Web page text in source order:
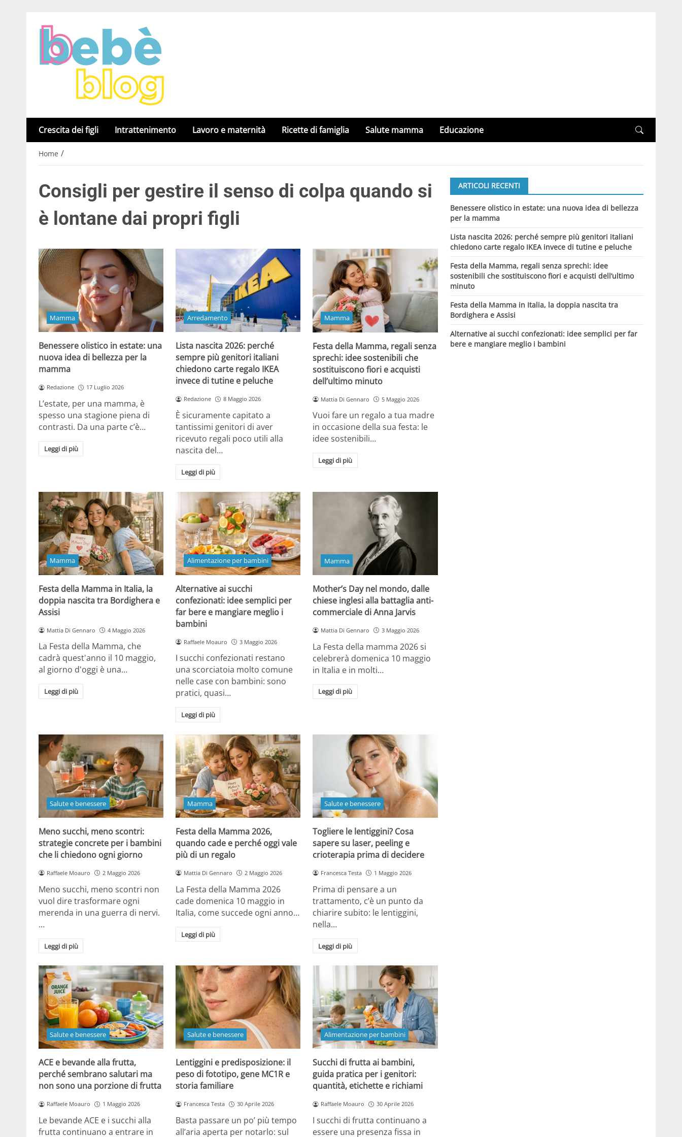
Crescita dei figli Intrattenimento Lavoro e maternità Ricette di famiglia Salute mamma Educazione
Home /
Consigli per gestire il senso di colpa quando si
è lontane dai propri figli
Mamma
Benessere olistico in estate: una
nuova idea di bellezza per la
mamma
Redazione 17 Luglio 2026
L’estate, per una mamma, è
spesso una stagione piena di
contrasti. Da una parte c’è…
Leggi di più
Arredamento
Lista nascita 2026: perché
sempre più genitori italiani
chiedono carte regalo IKEA
invece di tutine e peluche
Redazione 8 Maggio 2026
È sicuramente capitato a
tantissimi genitori di aver
ricevuto regali poco utili alla
nascita del…
Leggi di più
Mamma
Festa della Mamma, regali senza
sprechi: idee sostenibili che
sostituiscono fiori e acquisti
dell’ultimo minuto
Mattia Di Gennaro 5 Maggio 2026
Vuoi fare un regalo a tua madre
in occasione della sua festa: le
idee sostenibili…
Leggi di più
Mamma
Festa della Mamma in Italia, la
doppia nascita tra Bordighera e
Assisi
Mattia Di Gennaro 4 Maggio 2026
La Festa della Mamma, che
cadrà quest'anno il 10 maggio,
al giorno d'oggi è una…
Leggi di più
Alimentazione per bambini
Alternative ai succhi
confezionati: idee semplici per
far bere e mangiare meglio i
bambini
Raffaele Moauro 3 Maggio 2026
I succhi confezionati restano
una scorciatoia molto comune
nelle case con bambini: sono
pratici, quasi…
Leggi di più
Mamma
Mother’s Day nel mondo, dalle
chiese inglesi alla battaglia anti-
commerciale di Anna Jarvis
Mattia Di Gennaro 3 Maggio 2026
La Festa della mamma 2026 si
celebrerà domenica 10 maggio
in Italia e in molti…
Leggi di più
Salute e benessere
Meno succhi, meno scontri:
strategie concrete per i bambini
che li chiedono ogni giorno
Raffaele Moauro 2 Maggio 2026
Meno succhi, meno scontri non
vuol dire trasformare ogni
merenda in una guerra di nervi.
…
Leggi di più
Mamma
Festa della Mamma 2026,
quando cade e perché oggi vale
più di un regalo
Mattia Di Gennaro 2 Maggio 2026
La Festa della Mamma 2026
cade domenica 10 maggio in
Italia, come succede ogni anno…
Leggi di più
Salute e benessere
Togliere le lentiggini? Cosa
sapere su laser, peeling e
crioterapia prima di decidere
Francesca Testa 1 Maggio 2026
Prima di pensare a un
trattamento, c’è un punto da
chiarire subito: le lentiggini,
nella…
Leggi di più
Salute e benessere
ACE e bevande alla frutta,
perché sembrano salutari ma
non sono una porzione di frutta
Raffaele Moauro 1 Maggio 2026
Le bevande ACE e i succhi alla
frutta continuano a entrare in
Salute e benessere
Lentiggini e predisposizione: il
peso di fototipo, gene MC1R e
storia familiare
Francesca Testa 30 Aprile 2026
Basta passare un po’ più tempo
all’aria aperta per notarlo: sul
Alimentazione per bambini
Succhi di frutta ai bambini,
guida pratica per i genitori:
quantità, etichette e richiami
Raffaele Moauro 30 Aprile 2026
I succhi di frutta continuano a
essere una presenza fissa in
ARTICOLI RECENTI
Benessere olistico in estate: una nuova idea di bellezza
per la mamma
Lista nascita 2026: perché sempre più genitori italiani
chiedono carte regalo IKEA invece di tutine e peluche
Festa della Mamma, regali senza sprechi: idee
sostenibili che sostituiscono fiori e acquisti dell’ultimo
minuto
Festa della Mamma in Italia, la doppia nascita tra
Bordighera e Assisi
Alternative ai succhi confezionati: idee semplici per far
bere e mangiare meglio i bambini